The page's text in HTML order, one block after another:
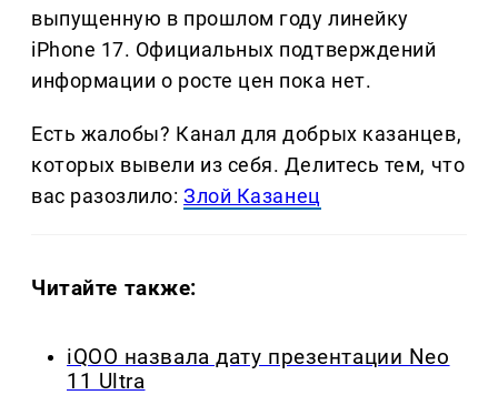
выпущенную в прошлом году линейку
iPhone 17. Официальных подтверждений
информации о росте цен пока нет.
Есть жалобы? Канал для добрых казанцев,
которых вывели из себя. Делитеcь тем, что
вас разозлило:Злой Казанец
Читайте также:
iQOO назвала дату презентации Neo
11 Ultra